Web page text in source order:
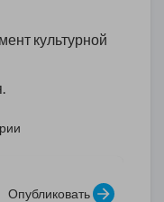
культурной
Опубликовать